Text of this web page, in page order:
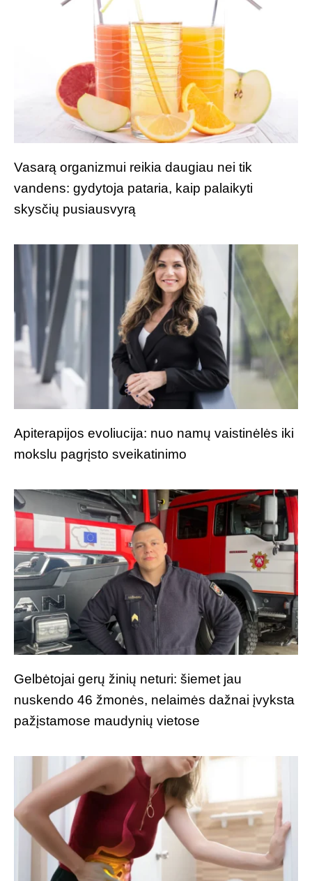
Vasarą organizmui reikia daugiau nei tik
vandens: gydytoja pataria, kaip palaikyti
skysčių pusiausvyrą
Apiterapijos evoliucija: nuo namų vaistinėlės iki
mokslu pagrįsto sveikatinimo
Gelbėtojai gerų žinių neturi: šiemet jau
nuskendo 46 žmonės, nelaimės dažnai įvyksta
pažįstamose maudynių vietose